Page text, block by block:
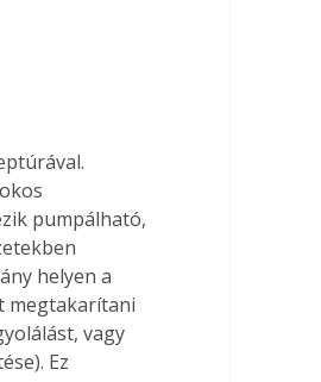
pumpálható,
helyen a
megtakarítani
vagy
Ez